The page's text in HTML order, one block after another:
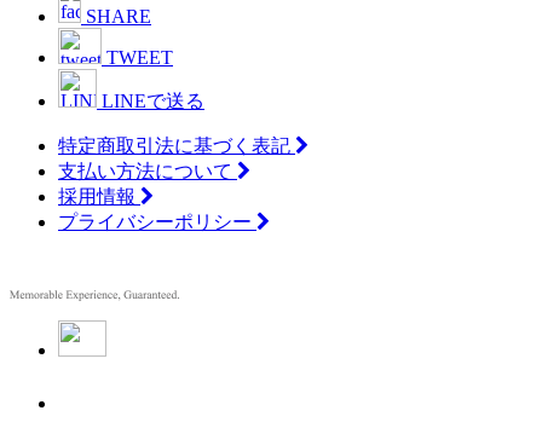
SHARE
TWEET
LINEで送る
特定商取引法に基づく表記
支払い方法について
採用情報
プライバシーポリシー